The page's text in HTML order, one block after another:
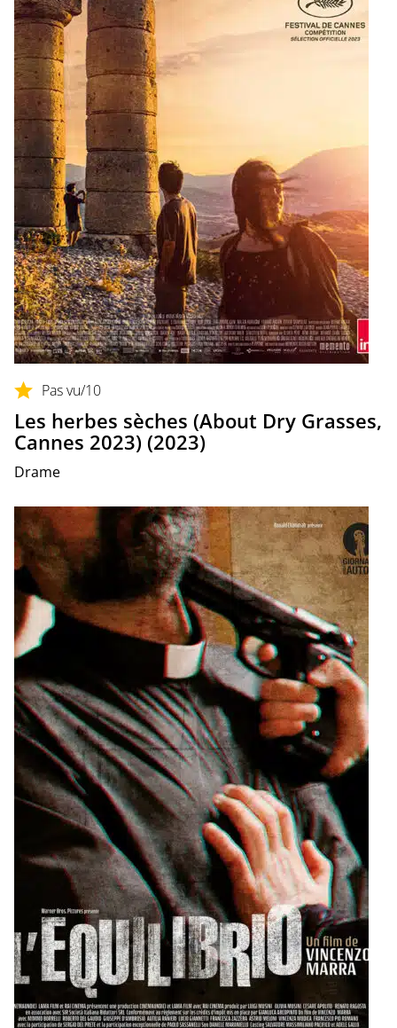
Pas vu/10
Les herbes sèches (About Dry Grasses,
Cannes 2023) (2023)
Drame